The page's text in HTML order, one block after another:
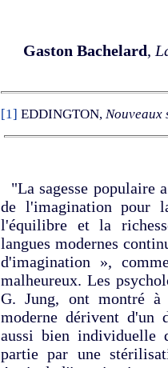
Gaston Bachelard,
[1] EDDINGTON, Nouveaux
"La sagesse populaire
de l'imagination pour
l'équilibre et la
langues modernes
d'imagination »,
malheureux. Les
G. Jung, ont montré
moderne dérivent d'un
aussi bien individuelle
partie par une